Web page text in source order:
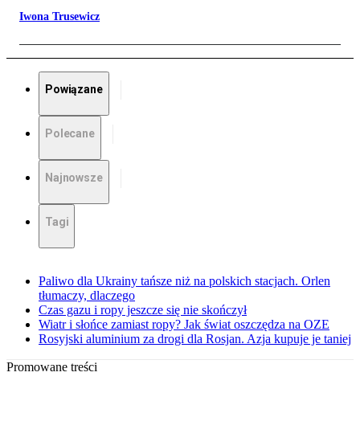
Iwona Trusewicz
Powiązane
Polecane
Najnowsze
Tagi
Paliwo dla Ukrainy tańsze niż na polskich stacjach. Orlen
tłumaczy, dlaczego
Czas gazu i ropy jeszcze się nie skończył
Wiatr i słońce zamiast ropy? Jak świat oszczędza na OZE
Rosyjski aluminium za drogi dla Rosjan. Azja kupuje je taniej
Promowane treści